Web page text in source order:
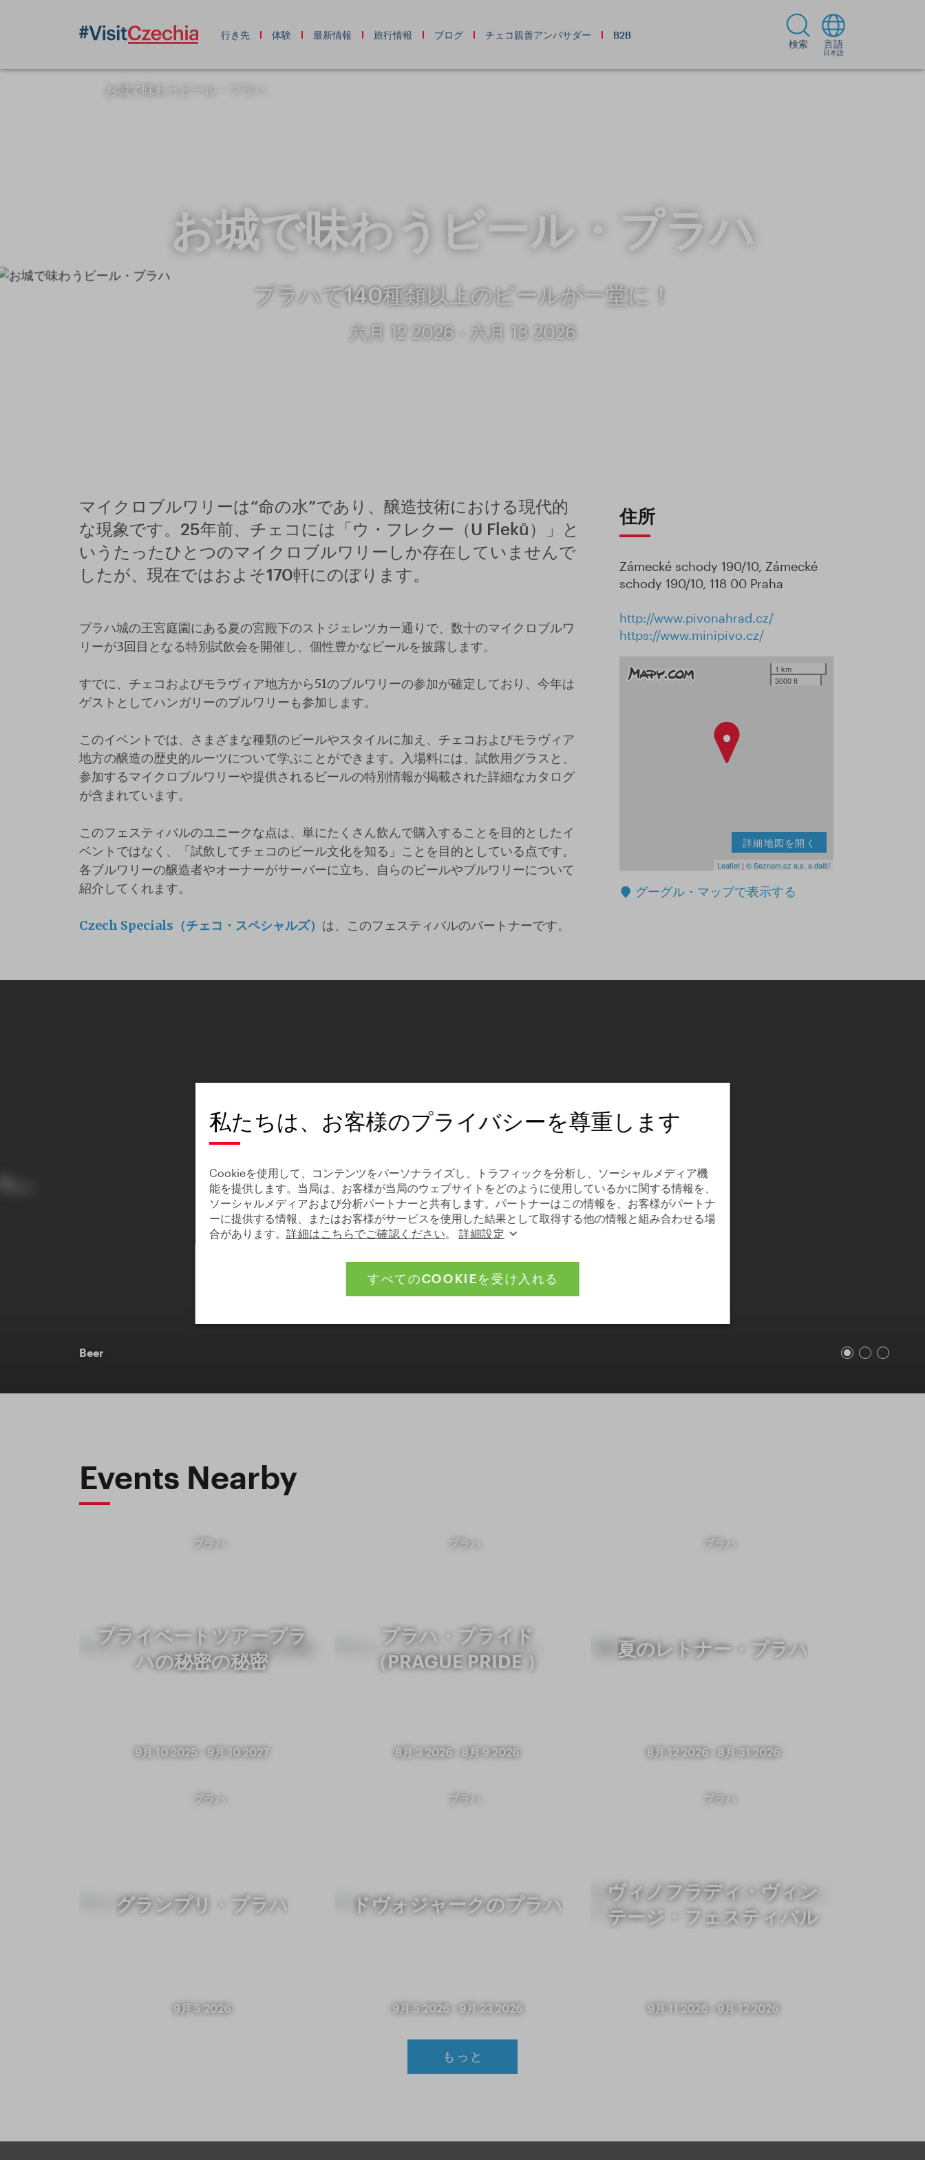
行き先 体験 最新情報 旅行情報 ブログ チェコ親善アンバサダー B2B
検索 言語
日本語
お城で味わうビール・プラハ
お城で味わうビール・プラハ
プラハで140種類以上のビールが一堂に！
六月 12 2026 - 六月 13 2026
マイクロブルワリーは“命の水”であり、醸造技術における現代的
な現象です。25年前、チェコには「ウ・フレクー（U Fleků）」と
いうたったひとつのマイクロブルワリーしか存在していませんで
したが、現在ではおよそ170軒にのぼります。
プラハ城の王宮庭園にある夏の宮殿下のストジェレツカー通りで、数十のマイクロブルワ
リーが3回目となる特別試飲会を開催し、個性豊かなビールを披露します。
すでに、チェコおよびモラヴィア地方から51のブルワリーの参加が確定しており、今年は
ゲストとしてハンガリーのブルワリーも参加します。
このイベントでは、さまざまな種類のビールやスタイルに加え、チェコおよびモラヴィア
地方の醸造の歴史的ルーツについて学ぶことができます。入場料には、試飲用グラスと、
参加するマイクロブルワリーや提供されるビールの特別情報が掲載された詳細なカタログ
が含まれています。
このフェスティバルのユニークな点は、単にたくさん飲んで購入することを目的としたイ
ベントではなく、「試飲してチェコのビール文化を知る」ことを目的としている点です。
各ブルワリーの醸造者やオーナーがサーバーに立ち、自らのビールやブルワリーについて
紹介してくれます。
Czech Specials（チェコ・スペシャルズ） は、このフェスティバルのパートナーです。
住所
Zámecké schody 190/10, Zámecké
schody 190/10, 118 00 Praha
http://www.pivonahrad.cz/
https://www.minipivo.cz/
1 km
3000 ft
詳細地図を開く
Leaflet| © Seznam.cz a.s. a další
グーグル・マップで表示する
Beer
Events Nearby
プラハ
プライベートツアープラ
ハの秘密の秘密
9月 10 2025 9月 10 2027
プラハ
プラハ・プライド
（PRAGUE PRIDE ）
8月 3 2026 8月 9 2026
プラハ
夏のレトナー・プラハ
8月 12 2026- 8月 31 2026
プラハ
グランプリ・プラハ
9月 5 2026
プラハ
ドヴォジャークのプラハ
9月 5 2026- 9月 23 2026
プラハ
ヴィノフラディ・ヴィン
テージ・フェスティバル
9月 11 2026- 9月 12 2026
もっと
私たちは、お客様のプライバシーを尊重します
Cookieを使用して、コンテンツをパーソナライズし、トラフィックを分析し、ソーシャルメディア機
能を提供します。当局は、お客様が当局のウェブサイトをどのように使用しているかに関する情報を、
ソーシャルメディアおよび分析パートナーと共有します。パートナーはこの情報を、お客様がパートナ
ーに提供する情報、またはお客様がサービスを使用した結果として取得する他の情報と組み合わせる場
合があります。 詳細はこちらでご確認ください 。詳細設定
すべてのCOOKIEを受け入れる